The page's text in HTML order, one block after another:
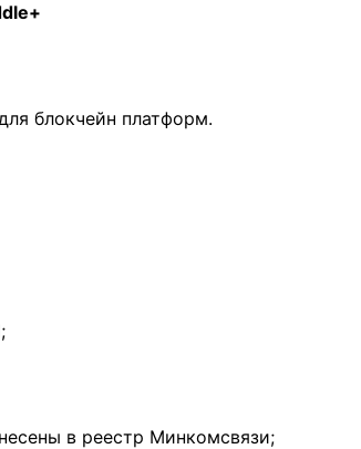
блокчейн платформ.
в реестр Минкомсвязи;